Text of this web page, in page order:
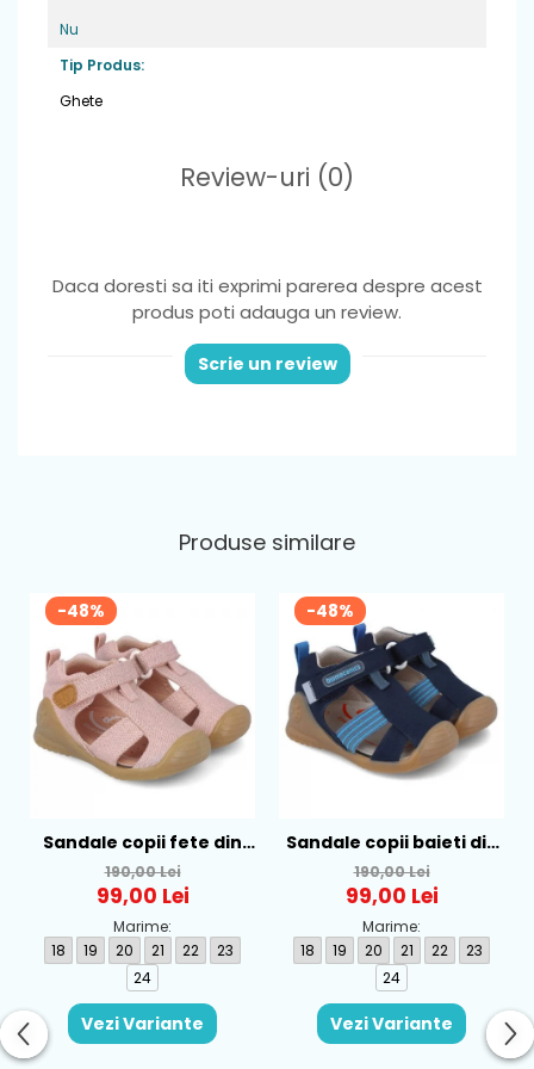
Fara arc plantar
Material
: din cauciuc, ce ofera protectie
o fixare optima si incaltare usoara
: detasabil din piele naturala
Nu
Tip Produs:
Ghete
Review-uri (0)
Daca doresti sa iti exprimi parerea despre acest
produs poti adauga un review.
Scrie un review
Produse similare
-48%
Sandale copii fete din
textil Biomecanics, Roz -
252181-B032
190,00 Lei
99,00 Lei
Marime:
18
19 20 21 22
23
24
Vezi Variante
-48%
Sandale copii baieti din
textil Biomecanics,
Albastru - 252175-A089
190,00 Lei
99,00 Lei
Marime:
18
19 20 21 22
23
24
Vezi Variante